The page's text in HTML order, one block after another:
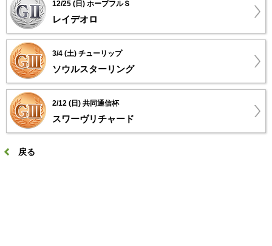
12/25 (日) ホープフルＳ
レイデオロ
3/4 (土) チューリップ
ソウルスターリング
2/12 (日) 共同通信杯
スワーヴリチャード
戻る